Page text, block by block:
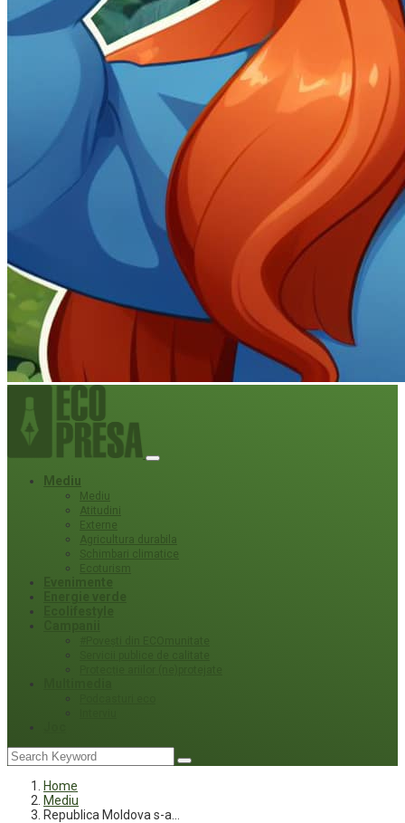
Mediu
Mediu
Atitudini
Externe
Agricultura durabila
Schimbari climatice
Ecoturism
Home
Mediu
Republica Moldova s-a…